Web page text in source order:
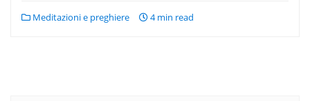
Meditazioni e preghiere 4 min read